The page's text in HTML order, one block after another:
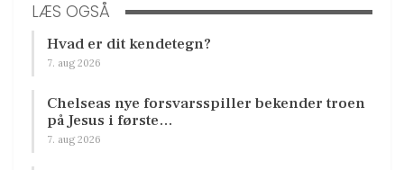
LÆS OGSÅ
Hvad er dit kendetegn?
7. aug 2026
Chelseas nye forsvarsspiller bekender troen
på Jesus i første…
7. aug 2026